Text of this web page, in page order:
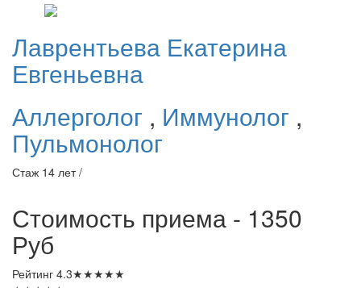
Лаврентьева Екатерина
Евгеньевна
Аллерголог , Иммунолог ,
Пульмонолог
Стаж 14 лет /
Стоимость приема - 1350
Руб
Рейтинг 4.3★★★★★